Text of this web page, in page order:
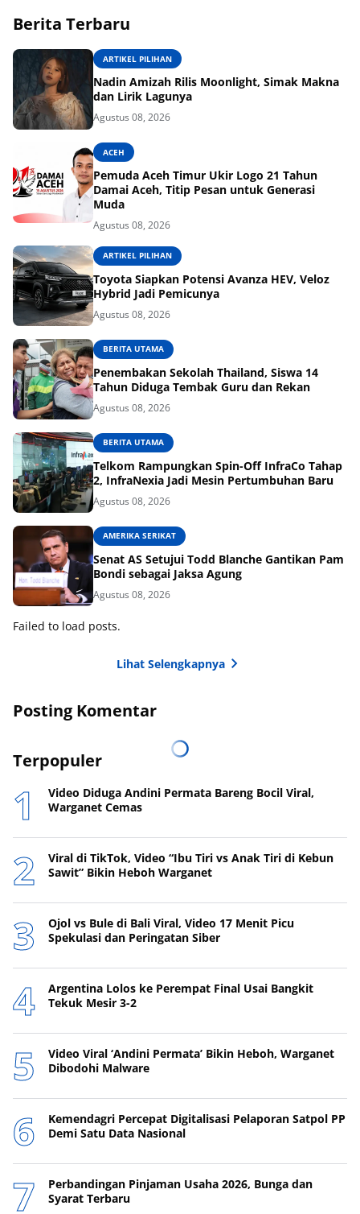
Berita Terbaru
ARTIKEL PILIHAN
Nadin Amizah Rilis Moonlight, Simak Makna
dan Lirik Lagunya
Agustus 08, 2026
ACEH
Pemuda Aceh Timur Ukir Logo 21 Tahun
Damai Aceh, Titip Pesan untuk Generasi
Muda
Agustus 08, 2026
ARTIKEL PILIHAN
Toyota Siapkan Potensi Avanza HEV, Veloz
Hybrid Jadi Pemicunya
Agustus 08, 2026
BERITA UTAMA
Penembakan Sekolah Thailand, Siswa 14
Tahun Diduga Tembak Guru dan Rekan
Agustus 08, 2026
BERITA UTAMA
Telkom Rampungkan Spin-Off InfraCo Tahap
2, InfraNexia Jadi Mesin Pertumbuhan Baru
Agustus 08, 2026
AMERIKA SERIKAT
Senat AS Setujui Todd Blanche Gantikan Pam
Bondi sebagai Jaksa Agung
Agustus 08, 2026
Failed to load posts.
Lihat Selengkapnya
Posting Komentar
Terpopuler
Video Diduga Andini Permata Bareng Bocil Viral,
Warganet Cemas
Viral di TikTok, Video “Ibu Tiri vs Anak Tiri di Kebun
Sawit” Bikin Heboh Warganet
Ojol vs Bule di Bali Viral, Video 17 Menit Picu
Spekulasi dan Peringatan Siber
Argentina Lolos ke Perempat Final Usai Bangkit
Tekuk Mesir 3-2
Video Viral ‘Andini Permata’ Bikin Heboh, Warganet
Dibodohi Malware
Kemendagri Percepat Digitalisasi Pelaporan Satpol PP
Demi Satu Data Nasional
Perbandingan Pinjaman Usaha 2026, Bunga dan
Syarat Terbaru